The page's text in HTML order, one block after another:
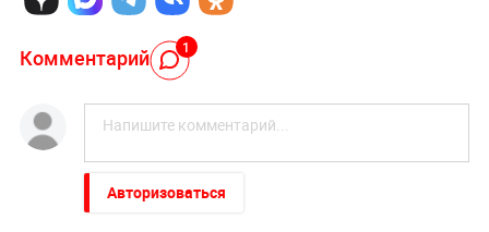
Комментарий 1
Авторизоваться